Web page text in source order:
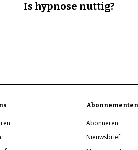
Is hypnose nuttig?
Abonnementen
Abonneren
Nieuwsbrief